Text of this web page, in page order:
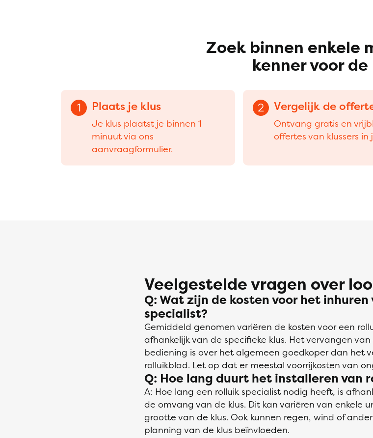
Zoek binnen enkele
kenner voor de
1 Plaats je klus
Je klus plaatst je binnen 1
minuut via ons
aanvraagformulier.
2 Vergelijk de
Ontvang gratis en
offertes van klussers in
Veelgestelde vragen over
Q: Wat zijn de kosten voor het
specialist?
Gemiddeld genomen variëren de kosten voor een
afhankelijk van de specifieke klus. Het vervangen
bediening is over het algemeen goedkoper dan het
rolluikblad. Let op dat er meestal voorrijkosten van
Q: Hoe lang duurt het installeren van
A: Hoe lang een rolluik specialist nodig heeft, is
de omvang van de klus. Dit kan variëren van enkele
grootte van de klus. Ook kunnen regen, wind of
planning van de klus beïnvloeden.